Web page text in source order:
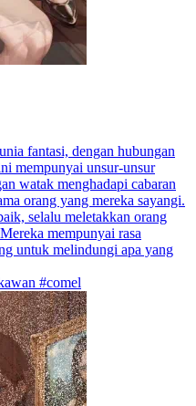
fantasi, dengan hubungan
mempunyai unsur-unsur
watak menghadapi cabaran
orang yang mereka sayangi.
selalu meletakkan orang
mempunyai rasa
untuk melindungi apa yang
#comel